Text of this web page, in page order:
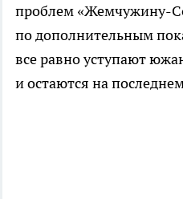
проблем «Жемчужину-
по дополнительным
все равно уступают
и остаются на